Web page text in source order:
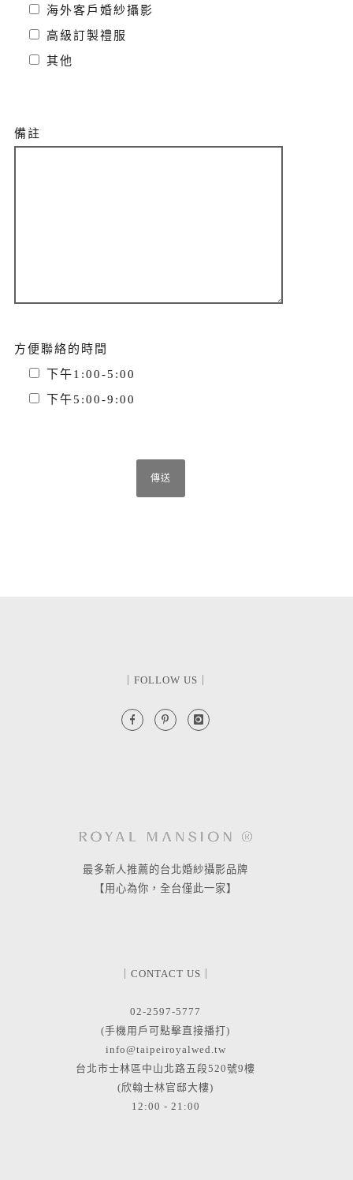
海外客戶婚紗攝影
高級訂製禮服
其他
備註
方便聯絡的時間
下午1:00-5:00
下午5:00-9:00
｜FOLLOW US｜
最多新人推薦的台北婚紗攝影品牌
【用心為你，全台僅此一家】
｜CONTACT US｜
02-2597-5777
(手機用戶可點擊直接播打)
info@taipeiroyalwed.tw
台北市士林區中山北路五段520號9樓
(欣翰士林官邸大樓)
12:00 - 21:00